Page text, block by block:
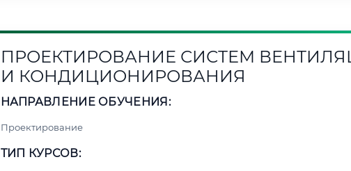
ПРОЕКТИРОВАНИЕ СИСТЕМ
И КОНДИЦИОНИРОВАНИЯ
НАПРАВЛЕНИЕ ОБУЧЕНИЯ:
Проектирование
ТИП КУРСОВ: